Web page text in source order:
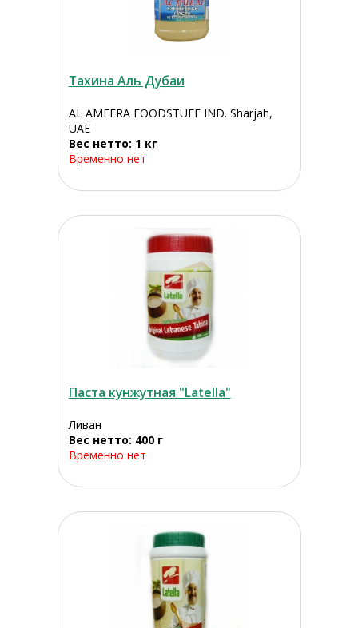
Тахина Аль Дубаи
AL AMEERA FOODSTUFF IND. Sharjah,
UAE
Вес нетто: 1 кг
Временно нет
Паста кунжутная "Latella"
Ливан
Вес нетто: 400 г
Временно нет